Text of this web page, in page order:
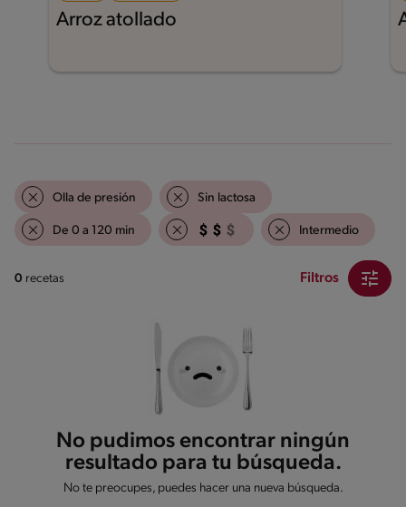
Arroz atollado
Olla de presión Sin lactosa
De 0 a 120 min Intermedio
0 recetas Filtros
No pudimos encontrar ningún
resultado para tu búsqueda.
No te preocupes, puedes hacer una nueva búsqueda.